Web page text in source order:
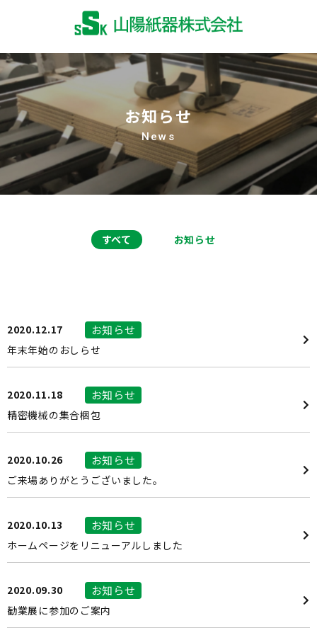
お知らせ
News
すべて お知らせ
2020.12.17 お知らせ
年末年始のおしらせ
2020.11.18 お知らせ
精密機械の集合梱包
2020.10.26 お知らせ
ご来場ありがとうございました。
2020.10.13 お知らせ
ホームページをリニューアルしました
2020.09.30 お知らせ
勧業展に参加のご案内